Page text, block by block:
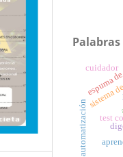
test
automatización
espuma
cuidador